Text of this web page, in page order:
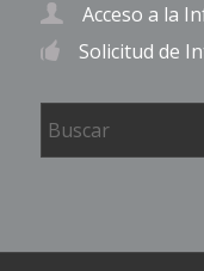
Acceso a la
Solicitud de